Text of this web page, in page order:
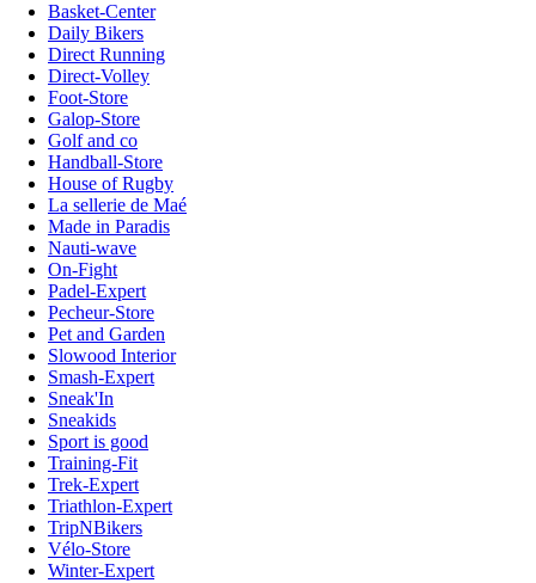
Basket-Center
Daily Bikers
Direct Running
Direct-Volley
Foot-Store
Galop-Store
Golf and co
Handball-Store
House of Rugby
La sellerie de Maé
Made in Paradis
Nauti-wave
On-Fight
Padel-Expert
Pecheur-Store
Pet and Garden
Slowood Interior
Smash-Expert
Sneak'In
Sneakids
Sport is good
Training-Fit
Trek-Expert
Triathlon-Expert
TripNBikers
Vélo-Store
Winter-Expert